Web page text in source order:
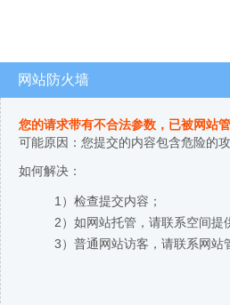
网站防火墙
您的请求带有不合法参数，已被网站
可能原因：您提交的内容包含危险的
如何解决：
1）检查提交内容；
2）如网站托管，请联系空间提
3）普通网站访客，请联系网站